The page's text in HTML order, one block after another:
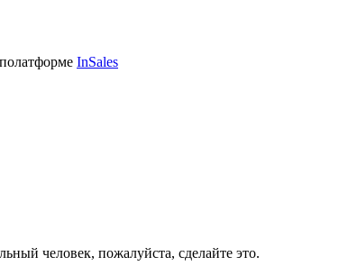
InSales
человек, пожалуйста, сделайте это.